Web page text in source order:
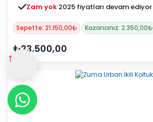
Zam yok 2025 fiyatları devam ediyor
Sepette: 21.150,00₺ Kazancınız: 2.350,00₺
₺23.500,00
↑